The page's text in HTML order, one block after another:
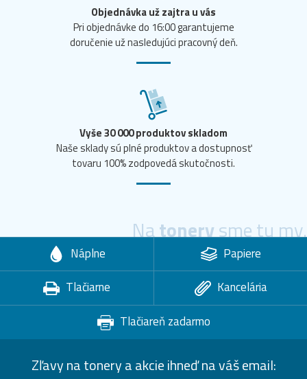
Objednávka už zajtra u vás
Pri objednávke do 16:00 garantujeme
doručenie už nasledujúci pracovný deň.
Vyše 30 000 produktov skladom
Naše sklady sú plné produktov a dostupnosť
tovaru 100% zodpovedá skutočnosti.
Natonerysme tu my.
Náplne
Papiere
Tlačiarne
Kancelária
Tlačiareň zadarmo
Zľavy na tonery a akcie ihneď na váš email: